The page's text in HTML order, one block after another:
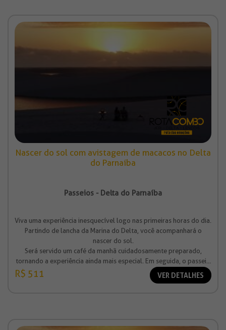
Nascer do sol com avistagem de macacos no Delta
do Parnaíba
Passeios - Delta do Parnaíba
Viva uma experiência inesquecível logo nas primeiras horas do dia.
Partindo de lancha da Marina do Delta, você acompanhará o
nascer do sol.
Será servido um café da manhã cuidadosamente preparado,
tornando a experiência ainda mais especial. Em seguida, o passeio
continua com a observação de macacos, anfíbios e répteis em seu
R$ 511 VER DETALHES